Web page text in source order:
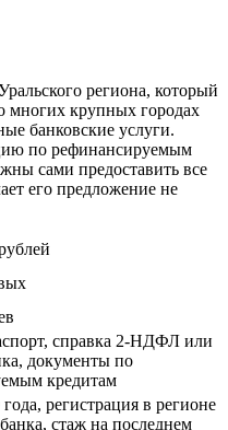
региона, который
многих крупных городах
банковские услуги.
по рефинансируемым
сами предоставить все
его предложение не
справка 2-НДФЛ или
документы по
кредитам
года, регистрация в регионе
стаж на последнем